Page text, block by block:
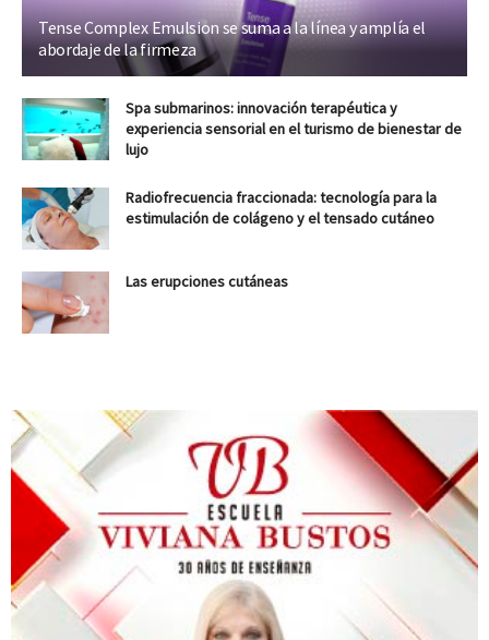
Tense Complex Emulsion se suma a la línea y amplía el
abordaje de la firmeza
Spa submarinos: innovación terapéutica y
experiencia sensorial en el turismo de bienestar de
lujo
Radiofrecuencia fraccionada: tecnología para la
estimulación de colágeno y el tensado cutáneo
Las erupciones cutáneas